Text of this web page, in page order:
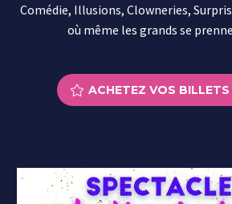
Comédie, Illusions, Clowneries,
où même les grands se
 ACHETEZ VOS BILLETS